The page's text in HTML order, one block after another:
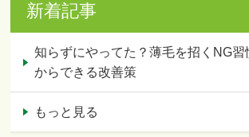
新着記事
知らずにやってた？薄毛を招くNG習
からできる改善策
もっと見る